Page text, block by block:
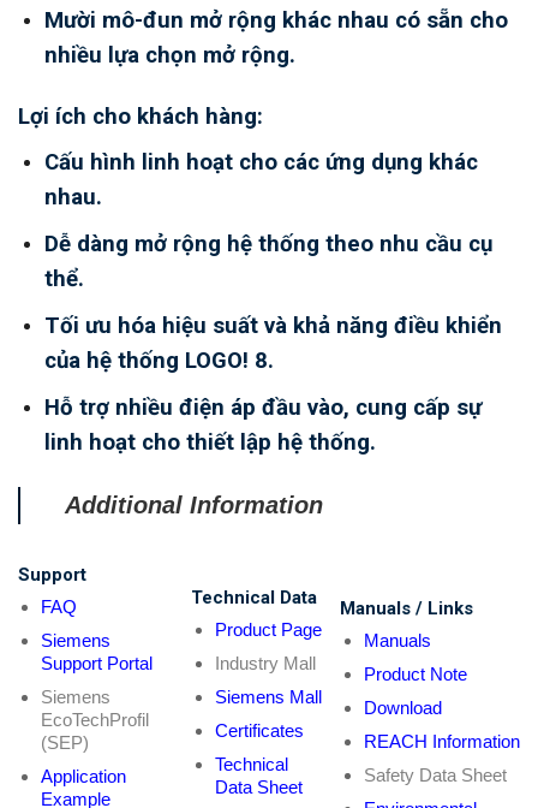
Mười mô-đun mở rộng khác nhau có sẵn cho
nhiều lựa chọn mở rộng.
Lợi ích cho khách hàng:
Cấu hình linh hoạt cho các ứng dụng khác
nhau.
Dễ dàng mở rộng hệ thống theo nhu cầu cụ
thể.
Tối ưu hóa hiệu suất và khả năng điều khiển
của hệ thống LOGO! 8.
Hỗ trợ nhiều điện áp đầu vào, cung cấp sự
linh hoạt cho thiết lập hệ thống.
Additional Information
Support
FAQ
Siemens
Support Portal
Siemens
EcoTechProfil
(SEP)
Application
Example
Technical Data
Product Page
Industry Mall
Siemens Mall
Certificates
Technical
Data Sheet
Manuals / Links
Manuals
Product Note
Download
REACH Information
Safety Data Sheet